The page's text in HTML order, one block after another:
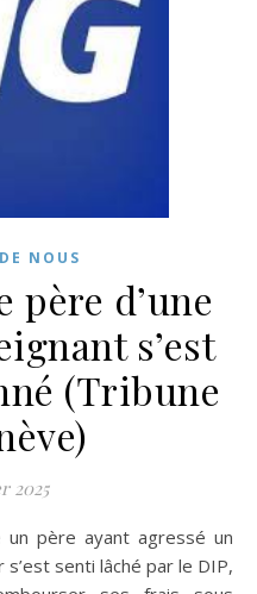
NOUS
père d’une
s’est
(Tribune
2025
senti lâché par le DIP,